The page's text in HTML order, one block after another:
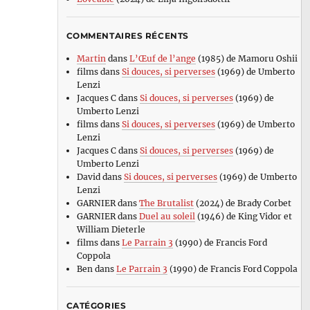
COMMENTAIRES RÉCENTS
Martin dans L’Œuf de l’ange (1985) de Mamoru Oshii
filmsdans Si douces, si perverses(1969) de Umberto
Lenzi
Jacques Cdans Si douces, si perverses(1969) de
Umberto Lenzi
filmsdans Si douces, si perverses(1969) de Umberto
Lenzi
Jacques Cdans Si douces, si perverses(1969) de
Umberto Lenzi
David dans Si douces, si perverses(1969) de Umberto
Lenzi
GARNIERdans The Brutalist(2024) de Brady Corbet
GARNIERdans Duel au soleil (1946) de King Vidor et
William Dieterle
filmsdans Le Parrain 3 (1990) de Francis Ford
Coppola
Ben dans Le Parrain 3 (1990) de Francis Ford Coppola
CATÉGORIES